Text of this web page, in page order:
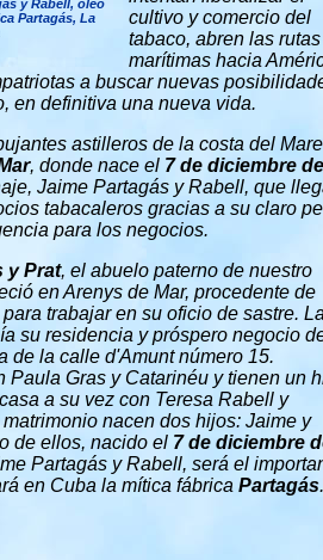
y Rabell, óleo
Partagás, La
cultivo y comercio del
tabaco, abren las rutas
marítimas hacia
a buscar nuevas
en definitiva una nueva vida.
astilleros de la costa del
, donde nace el 7 de diciembre de
Jaime Partagás y Rabell, que
tabacaleros gracias a su claro
para los negocios.
y Prat, el abuelo paterno de nuestro
en Arenys de Mar, procedente de
trabajar en su oficio de sastre.
su residencia y próspero negocio
de la calle d'Amunt número 15.
Paula Gras y Catarinéu y tienen un
a su vez con Teresa Rabell y
nacen dos hijos: Jaime y
de ellos, nacido el 7 de diciembre
Partagás y Rabell, será el
en Cuba la mítica fábrica Partagás.